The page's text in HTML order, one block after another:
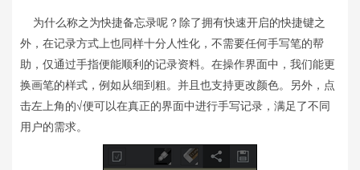
为什么称之为快捷备忘录呢？除了拥有快速开启的快捷键之
外，在记录方式上也同样十分人性化，不需要任何手写笔的帮
助，仅通过手指便能顺利的记录资料。在操作界面中，我们能更
换画笔的样式，例如从细到粗。并且也支持更改颜色。另外，点
击左上角的√便可以在真正的界面中进行手写记录，满足了不同
用户的需求。